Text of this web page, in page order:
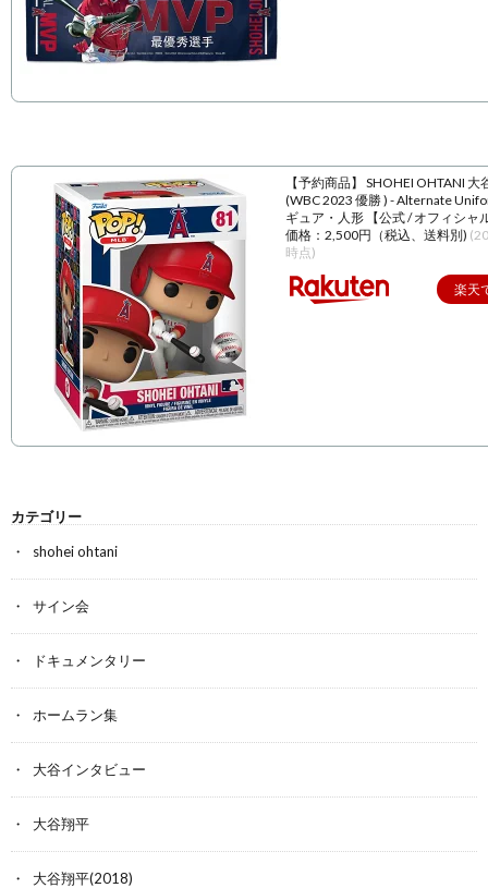
【予約商品】 SHOHEI OHTANI 大
(WBC 2023 優勝 ) - Alternate
ギュア・人形 【公式 / オフィシャ
価格：2,500円（税込、送料別)
時点)
楽天
カテゴリー
shohei ohtani
サイン会
ドキュメンタリー
ホームラン集
大谷インタビュー
大谷翔平
大谷翔平(2018)